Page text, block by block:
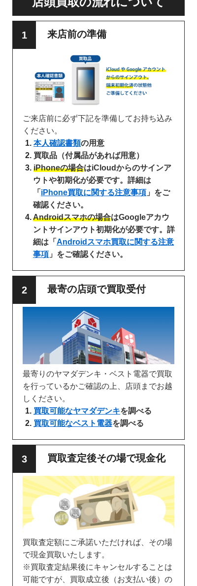
来店前の準備
ご来店前に必ず下記を準備してお持ち込み
ください。
本人確認書類の用意
買取品（付属品があれば用意）
iPhoneの場合はiCloudからのサインア
ウトや初期化が必要です。詳細は
「 iPhone買取に関する注意事項 」をご
確認ください。
Androidスマホの場合はGoogleアカウ
ントサインアウト初期化が必要です。詳
細は「 Androidスマホ買取に関する注意
事項 」をご確認ください。
最寄の店頭で買取受付
最寄りのヤマダデンキ・ベスト電器で買取
を行っているかご確認の上、店頭までお越
しください。
買取可能なヤマダデンキを調べる
買取可能なベスト電器を調べる
買取査定後その場で現金化
買取査定額にご承諾いただければ、その場
で現金買取いたします。
※買取査定結果後にキャンセルすることは
可能ですが、買取成立後（お支払い後）の